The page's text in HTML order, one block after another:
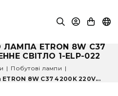
ETRON 8W C37
СВІТЛО 1-ELP-022
| Побутові лампи |
8W C37 4200K 220V...